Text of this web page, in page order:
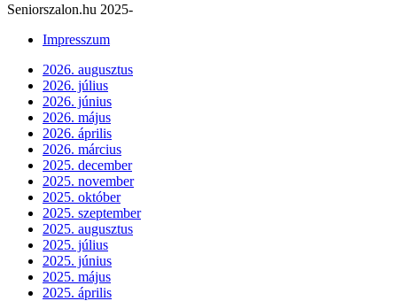
Seniorszalon.hu 2025-
Impresszum
2026. augusztus
2026. július
2026. június
2026. május
2026. április
2026. március
2025. december
2025. november
2025. október
2025. szeptember
2025. augusztus
2025. július
2025. június
2025. május
2025. április